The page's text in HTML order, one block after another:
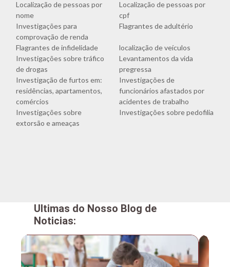
Localização de pessoas por
nome
Localização de pessoas por
cpf
Investigações para
comprovação de renda
Flagrantes de adultério
Flagrantes de infidelidade
localização de veículos
Investigações sobre tráfico
de drogas
Levantamentos da vida
pregressa
Investigação de furtos em:
residências, apartamentos,
comércios
Investigações de
funcionários afastados por
acidentes de trabalho
Investigações sobre
extorsão e ameaças
Investigações sobre pedofilia
Ultimas do Nosso Blog de
Noticias: